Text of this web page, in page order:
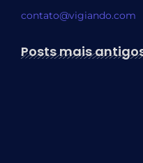
contato@vigiando.com
Posts mais